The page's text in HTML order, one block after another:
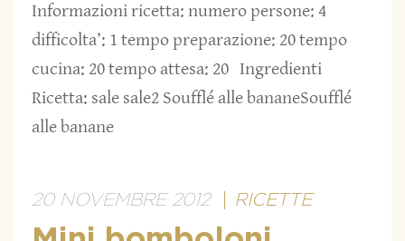
Informazioni ricetta: numero persone: 4
difficolta’: 1 tempo preparazione: 20 tempo
cucina: 20 tempo attesa: 20 Ingredienti
Ricetta: sale sale2 Soufflé alle bananeSoufflé
alle banane
20 NOVEMBRE 2012 RICETTE